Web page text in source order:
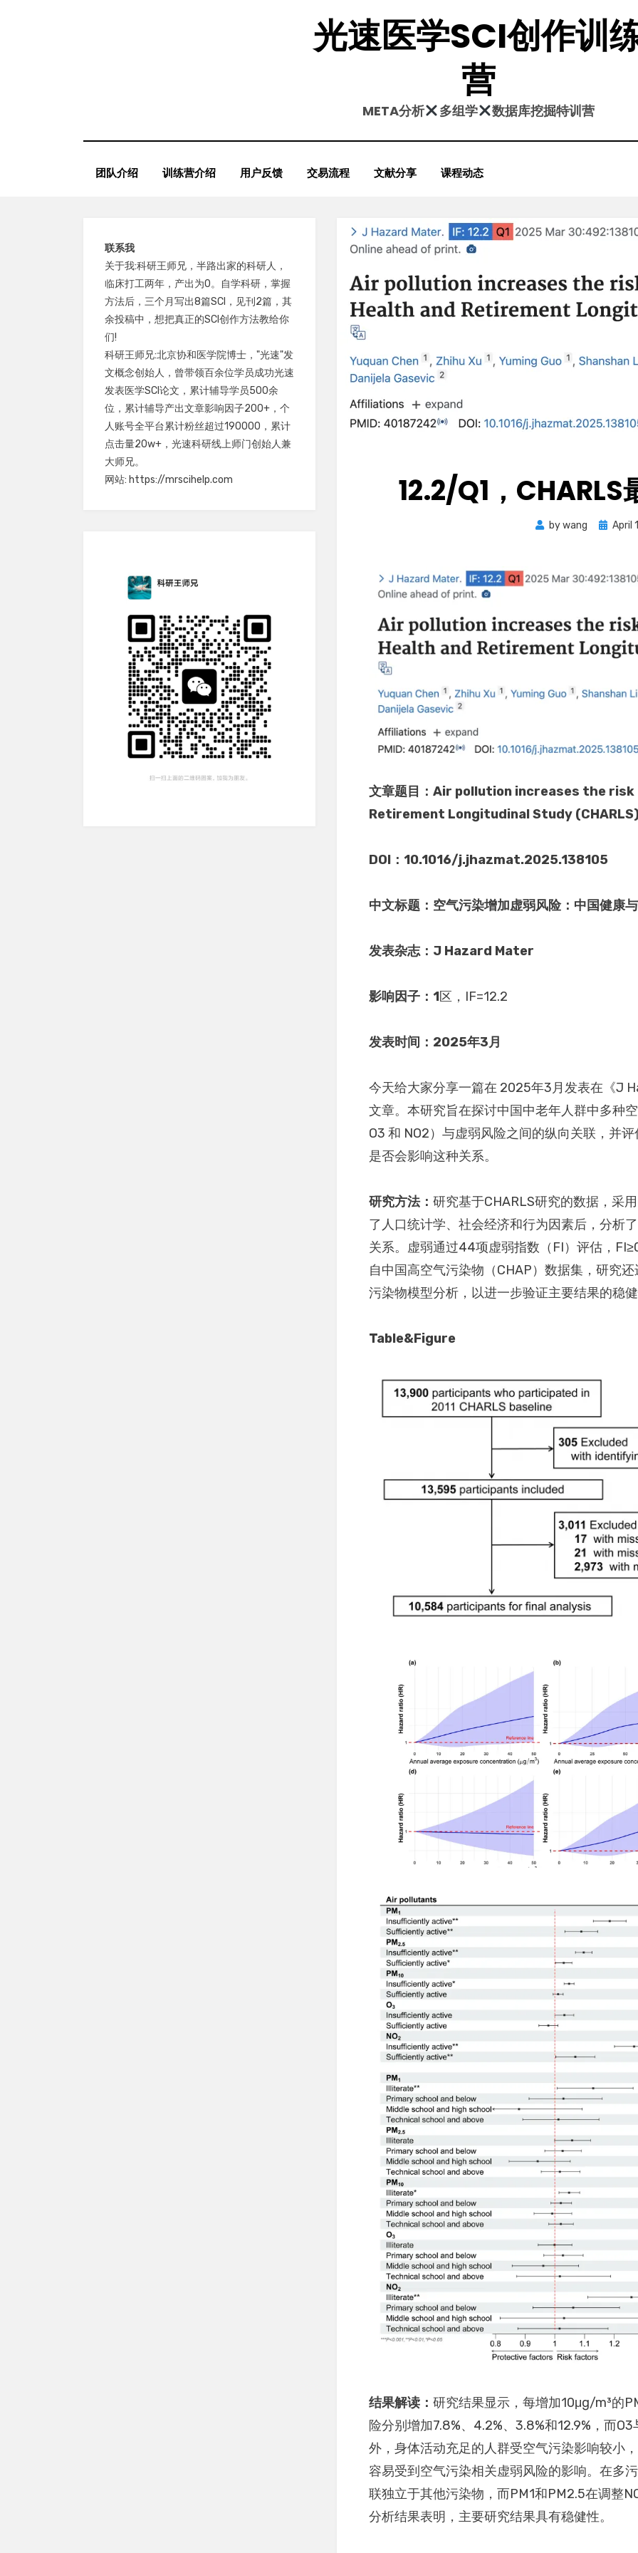
光速医学SCI创作训
营
META分析 多组学 数据库挖掘特训营
团队介绍 训练营介绍 用户反馈 交易流程 文献分享 课程动态
12.2/Q1，
bywang
Posted
April
文章题目：Air pollution increases the
Retirement Longitudinal Study
DOI：10.1016/j.jhazmat.2025.138105
中文标题：空气污染增加虚弱风险：中国健康
发表杂志：J Hazard Mater
影响因子：1区，IF=12.2
发表时间：2025年3月
今天给大家分享一篇在 2025年3月发表在《J
文章。本研究旨在探讨中国中老年人群中多种
O3 和 NO2）与虚弱风险之间的纵向关联，并
是否会影响这种关系。
研究方法：研究基于CHARLS研究的数据，采
了人口统计学、社会经济和行为因素后，分析
关系。虚弱通过44项虚弱指数（FI）评估，
自中国高空气污染物（CHAP）数据集，研究
污染物模型分析，以进一步验证主要结果的稳
Table&Figure
结果解读：研究结果显示，每增加10μg/m³的
险分别增加7.8%、4.2%、3.8%和12.9%，而
外，身体活动充足的人群受空气污染影响较小
容易受到空气污染相关虚弱风险的影响。在多
联独立于其他污染物，而PM1和PM2.5在调整
分析结果表明，主要研究结果具有稳健性。
联系我
关于我:科研王师兄，半路出家的科研人，
临床打工两年，产出为0。自学科研，掌握
方法后，三个月写出8篇SCI，见刊2篇，其
余投稿中，想把真正的SCI创作方法教给你
们!
科研王师兄:北京协和医学院博士，"光速"发
文概念创始人，曾带领百余位学员成功光速
发表医学SCI论文，累计辅导学员500余
位，累计辅导产出文章影响因子200+，个
人账号全平台累计粉丝超过190000，累计
点击量20w+，光速科研线上师门创始人兼
大师兄。
网站: https://mrscihelp.com